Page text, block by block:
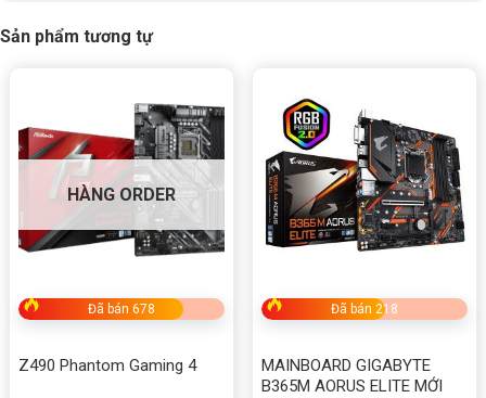
Sản phẩm tương tự
HÀNG ORDER
Đã bán 678
Z490 Phantom Gaming 4
Đã bán 218
MAINBOARD GIGABYTE
B365M AORUS ELITE MỚI